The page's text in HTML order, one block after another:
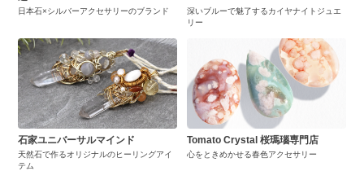
日本石×シルバーアクセサリーのブランド
深いブルーで魅了するカイヤナイトジュエ
リー
石家ユニバーサルマインド
天然石で作るオリジナルのヒーリングアイ
テム
Tomato Crystal 桜瑪瑙専門店
心をときめかせる春色アクセサリー